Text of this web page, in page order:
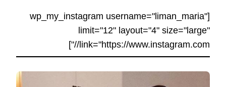
[wp_my_instagram username="liman_maria"
limit="12" layout="4" size="large"
link="https://www.instagram.com//"]